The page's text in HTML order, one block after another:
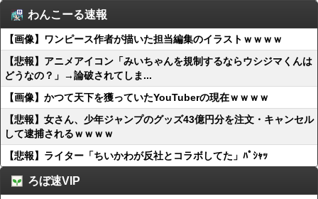
わんこーる速報
【画像】ワンピース作者が描いた担当編集のイラストｗｗｗｗ
【悲報】アニメアイコン「みいちゃんを規制するならウシジマくんは
どうなの？」→論破されてしま...
【画像】かつて天下を獲っていたYouTuberの現在ｗｗｗｗ
【悲報】女さん、少年ジャンプのグッズ43億円分を注文・キャンセル
して逮捕されるｗｗｗｗ
【悲報】ライター「ちいかわが反社とコラボしてた」ﾊﾟｼｬｯ
ろぼ速VIP